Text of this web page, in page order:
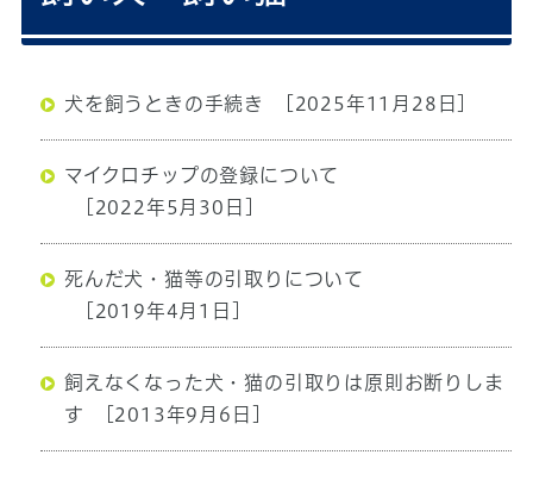
犬を飼うときの手続き [2025年11月28日]
マイクロチップの登録について
[2022年5月30日]
死んだ犬・猫等の引取りについて
[2019年4月1日]
飼えなくなった犬・猫の引取りは原則お断りしま
す
[2013年9月6日]